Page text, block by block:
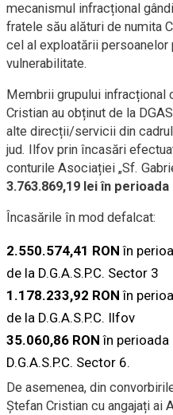
mecanismul infracțional
fratele său alături de numita
cel al exploatării
vulnerabilitate.
Membrii grupului infracțional
Cristian au obținut de la
alte direcții/servicii din
jud. Ilfov prin încasări
conturile Asociației „Sf.
3.763.869,19 lei în perioada
Încasările în mod defalcat:
2.550.574,41 RON în
de la D.G.A.S.P.C. Sector 3
1.178.233,92 RON în
de la D.G.A.S.P.C. Ilfov
35.060,86 RON în
D.G.A.S.P.C. Sector 6.
De asemenea, din
Ștefan Cristian cu angajați ai